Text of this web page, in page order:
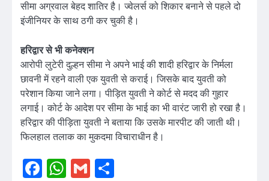
सीमा अग्रवाल बेहद शातिर है। ज्वेलर्स को शिकार बनाने से पहले दो
इंजीनियर के साथ ठगी कर चुकी है।
हरिद्वार से भी कनेक्शन
आरोपी लुटेरी दुल्हन सीमा ने अपने भाई की शादी हरिद्वार के निर्मला
छावनी में रहने वाली एक युवती से कराई। जिसके बाद युवती को
परेशान किया जाने लगा। पीड़ित युवती ने कोर्ट से मदद की गुहार
लगाई। कोर्ट के आदेश पर सीमा के भाई का भी वारंट जारी हो रखा है।
हरिद्वार की पीड़िता युवती ने बताया कि उसके मारपीट की जाती थी।
फिलहाल तलाक का मुकदमा विचाराधीन है।
Facebook
WhatsApp
Gmail